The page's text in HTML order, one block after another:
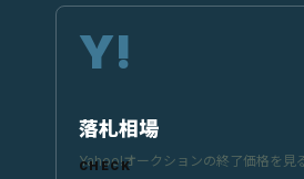
落札相場
Yahoo!オークションの終了価格を見